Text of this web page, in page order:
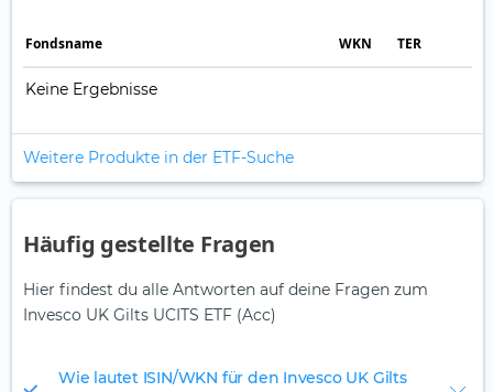
Fonds­name WKN TER
Keine Ergebnisse
Weitere Produkte in der ETF-Suche
Häufig gestellte Fragen
Hier findest du alle Antworten auf deine Fragen zum
Invesco UK Gilts UCITS ETF (Acc)
Wie lautet ISIN/WKN für den Invesco UK Gilts